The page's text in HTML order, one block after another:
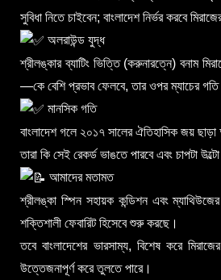
সুবিধা নিতে চাইবেন; বাংলাদেশ নির্ভর করবে
অলরাউন্ড যুদ্ধ
শ্রীলঙ্কার ব্যাটিং ভিত্তি (করুনারত্নে) বনাম
—কে বেশি প্রভাব ফেলবে, তার ওপর ম্যাচের গতি
মানসিক গতি
বাংলাদেশ গলে ২০১৭ সালের ঐতিহাসিক জয়
তারা কি সেই রেকর্ড ভাঙতে পারবে এবং চাপটা
আমাদের মতামত
শ্রীলঙ্কা স্পিন সহায়ক কন্ডিশন এবং
শক্তিশালী ফেবারিট হিসেবে শুরু করছে।
তবে বাংলাদেশের ভারসাম্য, বিশেষ করে
উত্তেজনাপূর্ণ করে তুলতে পারে।